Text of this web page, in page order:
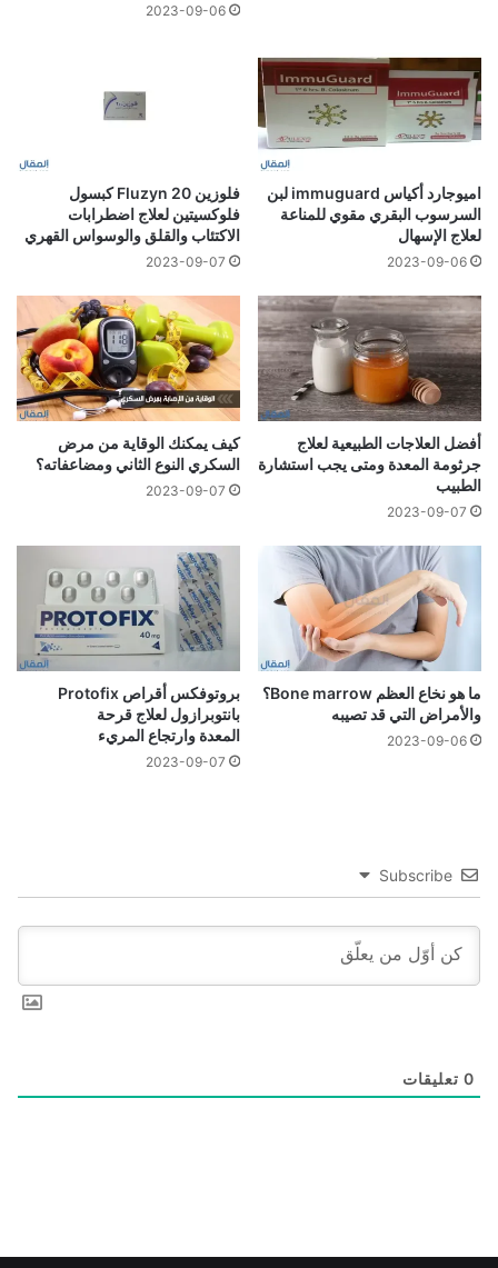
2023-09-06
اميوجارد أكياس immuguard لبن
السرسوب البقري مقوي للمناعة
لعلاج الإسهال
2023-09-06
فلوزين 20 Fluzyn كبسول
فلوكسيتين لعلاج اضطرابات
الاكتئاب والقلق والوسواس القهري
2023-09-07
أفضل العلاجات الطبيعية لعلاج
جرثومة المعدة ومتى يجب استشارة
الطبيب
2023-09-07
كيف يمكنك الوقاية من مرض
السكري النوع الثاني ومضاعفاته؟
2023-09-07
ما هو نخاع العظم Bone marrow؟
والأمراض التي قد تصيبه
2023-09-06
بروتوفكس أقراص Protofix
بانتوبرازول لعلاج قرحة
المعدة وارتجاع المريء
2023-09-07
Subscribe
0 تعليقات